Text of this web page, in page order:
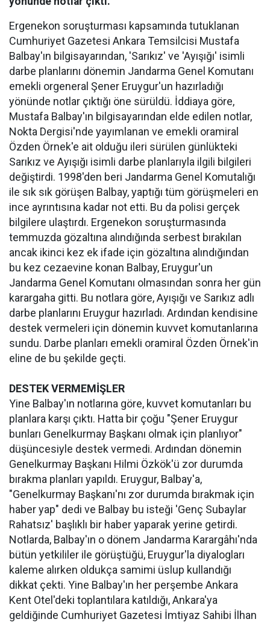
Ergenekon soruşturması kapsamında tutuklanan
Cumhuriyet Gazetesi Ankara Temsilcisi Mustafa
Balbay'ın bilgisayarından, 'Sarıkız' ve 'Ayışığı' isimli
darbe planlarını dönemin Jandarma Genel Komutanı
emekli orgeneral Şener Eruygur'un hazırladığı
yönünde notlar çıktığı öne sürüldü. İddiaya göre,
Mustafa Balbay'ın bilgisayarından elde edilen notlar,
Nokta Dergisi'nde yayımlanan ve emekli oramiral
Özden Örnek'e ait olduğu ileri sürülen günlükteki
Sarıkız ve Ayışığı isimli darbe planlarıyla ilgili bilgileri
değiştirdi. 1998'den beri Jandarma Genel Komutalığı
ile sık sık görüşen Balbay, yaptığı tüm görüşmeleri en
ince ayrıntısına kadar not etti. Bu da polisi gerçek
bilgilere ulaştırdı. Ergenekon soruşturmasında
temmuzda gözaltına alındığında serbest bırakılan
ancak ikinci kez ek ifade için gözaltına alındığından
bu kez cezaevine konan Balbay, Eruygur'un
Jandarma Genel Komutanı olmasından sonra her gün
karargaha gitti. Bu notlara göre, Ayışığı ve Sarıkız adlı
darbe planlarını Eruygur hazırladı. Ardından kendisine
destek vermeleri için dönemin kuvvet komutanlarına
sundu. Darbe planları emekli oramiral Özden Örnek'in
eline de bu şekilde geçti.
DESTEK VERMEMİŞLER
Yine Balbay'ın notlarına göre, kuvvet komutanları bu
planlara karşı çıktı. Hatta bir çoğu "Şener Eruygur
bunları Genelkurmay Başkanı olmak için planlıyor"
düşüncesiyle destek vermedi. Ardından dönemin
Genelkurmay Başkanı Hilmi Özkök'ü zor durumda
bırakma planları yapıldı. Eruygur, Balbay'a,
"Genelkurmay Başkanı'nı zor durumda bırakmak için
haber yap" dedi ve Balbay bu isteği 'Genç Subaylar
Rahatsız' başlıklı bir haber yaparak yerine getirdi.
Notlarda, Balbay'ın o dönem Jandarma Karargâhı'nda
bütün yetkililer ile görüştüğü, Eruygur'la diyalogları
kaleme alırken oldukça samimi üslup kullandığı
dikkat çekti. Yine Balbay'ın her perşembe Ankara
Kent Otel'deki toplantılara katıldığı, Ankara'ya
geldiğinde Cumhuriyet Gazetesi İmtiyaz Sahibi İlhan